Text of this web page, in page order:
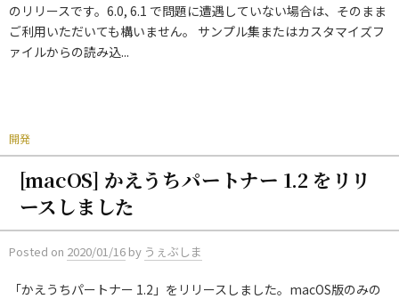
のリリースです。6.0, 6.1 で問題に遭遇していない場合は、そのまま
ご利用いただいても構いません。 サンプル集またはカスタマイズフ
ァイルからの読み込...
開発
[macOS] かえうちパートナー 1.2 をリリ
ースしました
Posted on 2020/01/16 by うぇぶしま
「かえうちパートナー 1.2」をリリースしました。macOS版のみの